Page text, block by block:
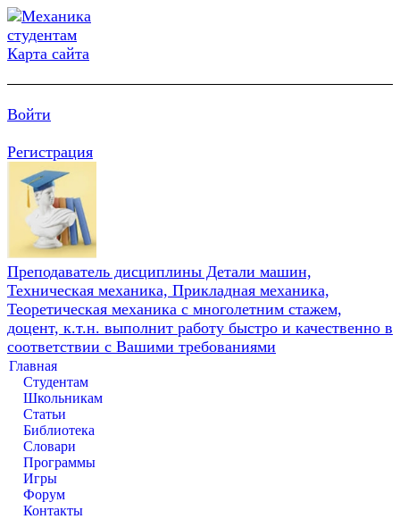
Карта сайта
Войти
Регистрация
Преподаватель дисциплины Детали машин,
Техническая механика, Прикладная механика,
Теоретическая механика с многолетним стажем,
доцент, к.т.н. выполнит работу быстро и качественно в
соответствии с Вашими требованиями
Главная
Студентам
Школьникам
Статьи
Библиотека
Словари
Программы
Игры
Форум
Контакты